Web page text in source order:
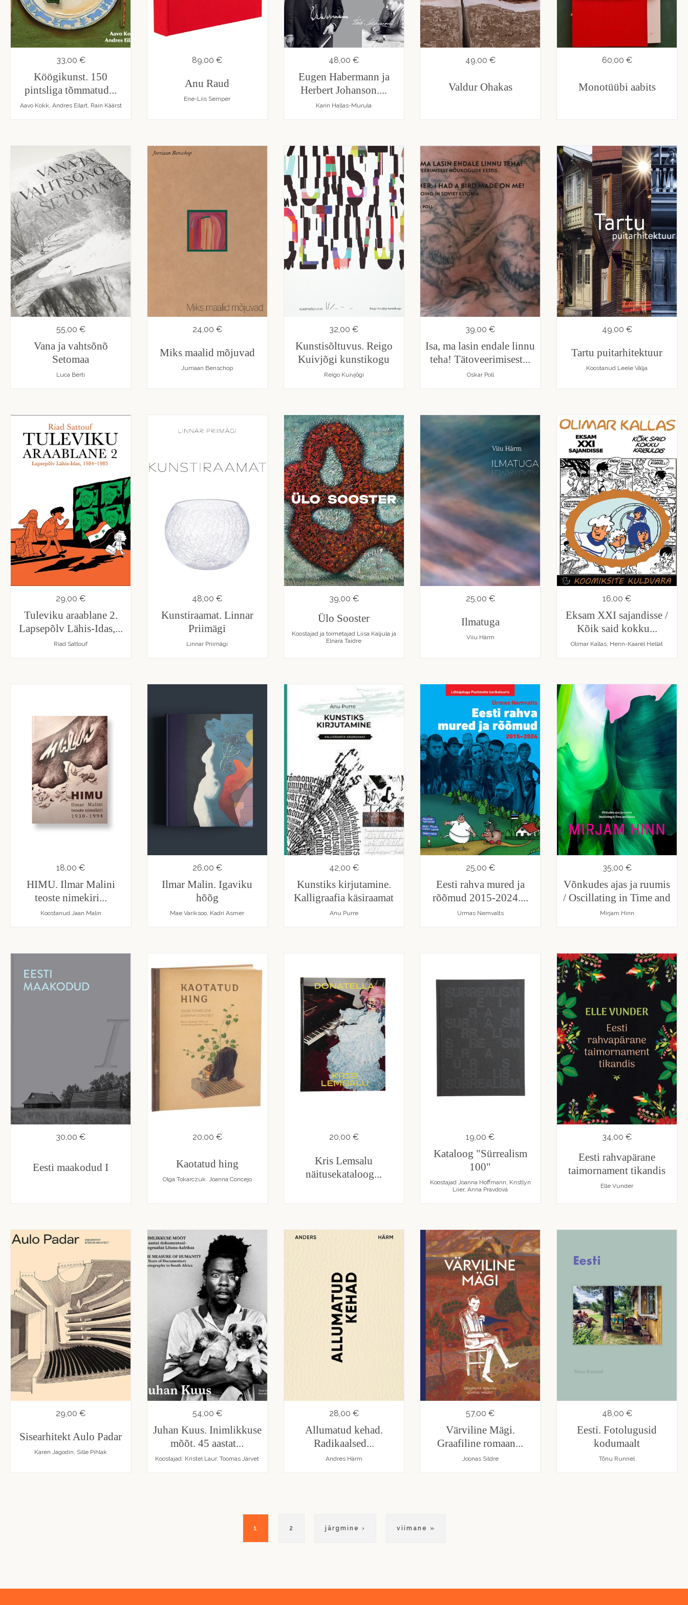
ja
Luule
Muukeelne
Teise
33,00 €
Köögikunst. 150
pintsliga tõmmatud...
Aavo Kokk, Andres Eilart, Rain Käärst
89,00 €
Anu Raud
Ene-Liis Semper
48,00 €
Eugen Habermann ja
Herbert Johanson....
Karin Hallas-Murula
49,00 €
Valdur Ohakas
60,00 €
Monotüübi aabits
55,00 €
Vana ja vahtsõnõ
Setomaa
Luca Berti
24,00 €
Miks maalid mõjuvad
Jurriaan Benschop
32,00 €
Kunstisõltuvus. Reigo
Kuivjõgi kunstikogu
Reigo Kuivjõgi
39,00 €
Isa, ma lasin endale linnu
teha! Tätoveerimisest...
Oskar Poll
49,00 €
Tartu puitarhitektuur
Koostanud Leele Välja
29,00 €
Tuleviku araablane 2.
Lapsepõlv Lähis-Idas,...
Riad Sattouf
48,00 €
Kunstiraamat. Linnar
Priimägi
Linnar Priimägi
39,00 €
Ülo Sooster
Koostajad ja toimetajad Liisa Kaljula ja
Elnara Taidre
25,00 €
Ilmatuga
Viiu Härm
16,00 €
Eksam XXI sajandisse /
Kõik said kokku...
Olimar Kallas, Henn-Kaarel Hellat
18,00 €
HIMU. Ilmar Malini
teoste nimekiri...
Koostanud Jaan Malin
26,00 €
Ilmar Malin. Igaviku
hõõg
Mae Variksoo, Kadri Asmer
42,00 €
Kunstiks kirjutamine.
Kalligraafia käsiraamat
Anu Purre
25,00 €
Eesti rahva mured ja
rõõmud 2015-2024....
Urmas Nemvalts
35,00 €
Võnkudes ajas ja ruumis
/ Oscillating in Time and
Mirjam Hinn
30,00 €
Eesti maakodud I
20,00 €
Kaotatud hing
Olga Tokarczuk. Joanna Concejo
20,00 €
Kris Lemsalu
näitusekataloog...
19,00 €
Kataloog "Sürrealism
100"
Koostajad Joanna Hoffmann, Kristlyn
Liier, Anna Pravdová
34,00 €
Eesti rahvapärane
taimornament tikandis
Elle Vunder
29,00 €
Sisearhitekt Aulo Padar
Karen Jagodin, Sille Pihlak
54,00 €
Juhan Kuus. Inimlikkuse
mõõt. 45 aastat...
Koostajad: Kristel Laur, Toomas Järvet
28,00 €
Allumatud kehad.
Radikaalsed...
Andres Härm
57,00 €
Värviline Mägi.
Graafiline romaan...
Joonas Sildre
48,00 €
Eesti. Fotolugusid
kodumaalt
Tõnu Runnel
Eesolev
1 Lehekülg
2
Järgmine
järgmine ›
Viimane
viimane »